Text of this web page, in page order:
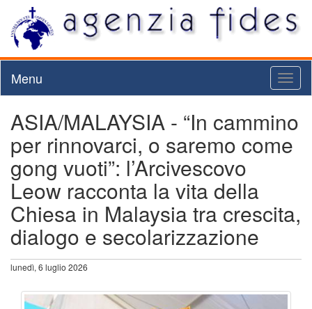
Menu
ASIA/MALAYSIA - “In cammino
per rinnovarci, o saremo come
gong vuoti”: l’Arcivescovo
Leow racconta la vita della
Chiesa in Malaysia tra crescita,
dialogo e secolarizzazione
lunedì, 6 luglio 2026